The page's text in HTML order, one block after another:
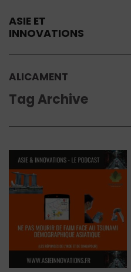
ASIE ET
INNOVATIONS
ALICAMENT
Tag Archive